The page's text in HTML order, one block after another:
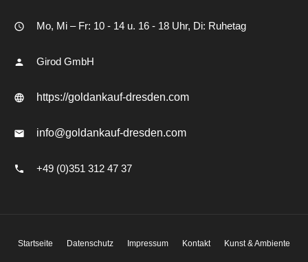
Mo, Mi – Fr: 10 - 14 u. 16 - 18 Uhr, Di: Ruhetag
Girod GmbH
https://goldankauf-dresden.com
info@goldankauf-dresden.com
+49 (0)351 312 47 37
Startseite Datenschutz Impressum Kontakt Kunst & Ambiente